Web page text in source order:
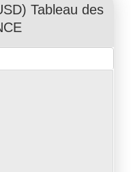
Tableau des